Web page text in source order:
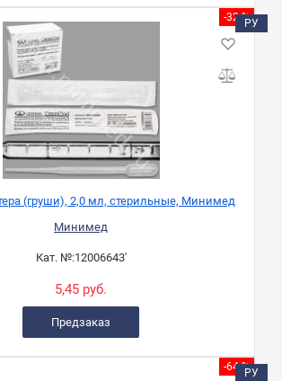
-32 %РУ
(груши), 2,0 мл, стерильные, Минимед
Минимед
Кат. №:12006643'
5,45 руб.
Предзаказ
-64 %РУ